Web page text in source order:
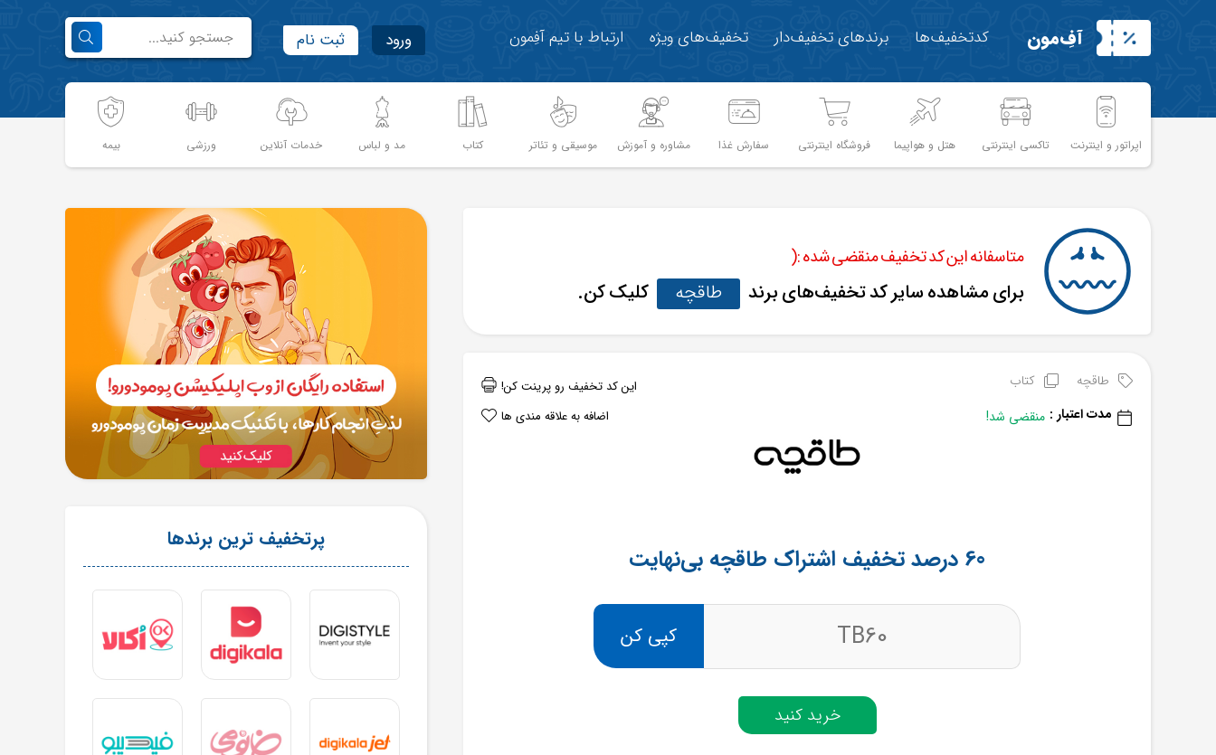
آفِ‌مون کدتخفیف‌ها برندهای تخفیف‌دار تخفیف‌های ویژه ارتباط با تیم آفِمون ورود ثبت نام
اپراتور و اینترنت تاکسی اینترنتی هتل و هواپیما فروشگاه اینترنتی سفارش غذا مشاوره و آموزش موسیقی و تئاتر کتاب مد و لباس خدمات آنلاین ورزشی بیمه
متاسفانه این کد تخفیف منقضی شده :(
برای مشاهده سایر کد تخفیف‌های برند طاقچه کلیک کن.
طاقچه
کتاب
مدت اعتبار : منقضی شد!
این کد تخفیف رو پرینت کن!
اضافه به علاقه مندی ها
60 درصد تخفیف اشتراک طاقچه بی‌نهایت
TB60 کپی کن
خرید کنید
پرتخفیف ترین برندها